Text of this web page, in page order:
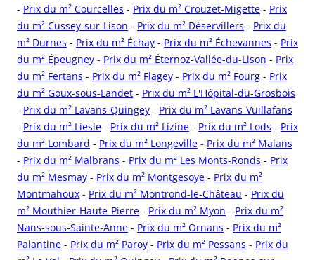
- Prix du m² Courcelles - Prix du m² Crouzet-Migette - Prix
du m² Cussey-sur-Lison - Prix du m² Déservillers - Prix du
m² Durnes - Prix du m² Échay - Prix du m² Échevannes - Prix
du m² Épeugney - Prix du m² Éternoz-Vallée-du-Lison - Prix
du m² Fertans - Prix du m² Flagey - Prix du m² Fourg - Prix
du m² Goux-sous-Landet - Prix du m² L'Hôpital-du-Grosbois
- Prix du m² Lavans-Quingey - Prix du m² Lavans-Vuillafans
- Prix du m² Liesle - Prix du m² Lizine - Prix du m² Lods - Prix
du m² Lombard - Prix du m² Longeville - Prix du m² Malans
- Prix du m² Malbrans - Prix du m² Les Monts-Ronds - Prix
du m² Mesmay - Prix du m² Montgesoye - Prix du m²
Montmahoux - Prix du m² Montrond-le-Château - Prix du
m² Mouthier-Haute-Pierre - Prix du m² Myon - Prix du m²
Nans-sous-Sainte-Anne - Prix du m² Ornans - Prix du m²
Palantine - Prix du m² Paroy - Prix du m² Pessans - Prix du